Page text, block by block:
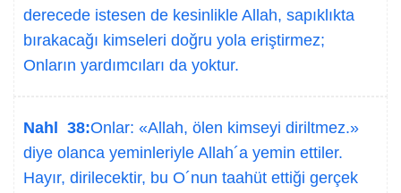
derecede istesen de kesinlikle Allah, sapıklıkta
bırakacağı kimseleri doğru yola eriştirmez;
Onların yardımcıları da yoktur.
Nahl 38:Onlar: «Allah, ölen kimseyi diriltmez.»
diye olanca yeminleriyle Allah´a yemin ettiler.
Hayır, dirilecektir, bu O´nun taahüt ettiği gerçek